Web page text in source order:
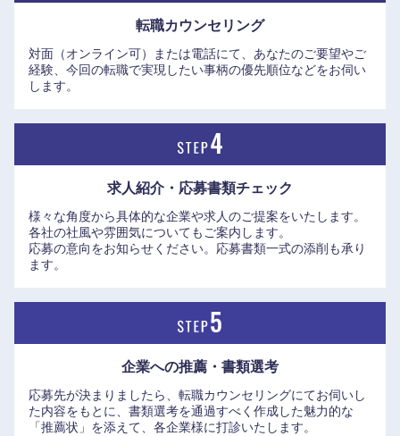
転職カウンセリング
対面（オンライン可）または電話にて、あなたのご要望やご
経験、今回の転職で実現したい事柄の優先順位などをお伺い
します。
求人紹介・応募書類チェック
様々な角度から具体的な企業や求人のご提案をいたします。
各社の社風や雰囲気についてもご案内します。
応募の意向をお知らせください。応募書類一式の添削も承り
ます。
企業への推薦・書類選考
応募先が決まりましたら、転職カウンセリングにてお伺いし
た内容をもとに、書類選考を通過すべく作成した魅力的な
「推薦状」を添えて、各企業様に打診いたします。